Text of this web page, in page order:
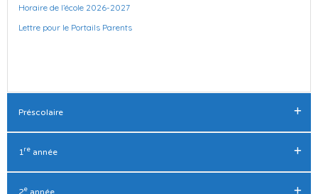
Horaire de l’école 2026-2027
Lettre pour le Portails Parents
Préscolaire
Effets scolaires préscolaire 2026-2027
Consignes pour l’anglais – Préscolaire 2026-2027
1reannée
2eannée